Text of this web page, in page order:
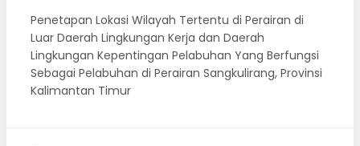
Penetapan Lokasi Wilayah Tertentu di Perairan di
Luar Daerah Lingkungan Kerja dan Daerah
Lingkungan Kepentingan Pelabuhan Yang Berfungsi
Sebagai Pelabuhan di Perairan Sangkulirang, Provinsi
Kalimantan Timur